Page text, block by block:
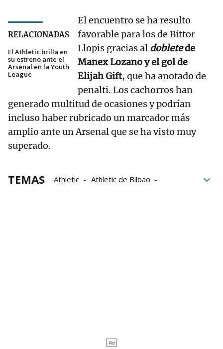
RELACIONADAS
El Athletic brilla en
su estreno ante el
Arsenal en la Youth
League
El encuentro se ha resulto
favorable para los de Bittor
Llopis gracias al dobletede
Manex Lozano y el gol de
Elijah Gift, que ha anotado de
penalti. Los cachorros han
generado multitud de ocasiones y podrían
incluso haber rubricado un marcador más
amplio ante un Arsenal que se ha visto muy
superado.
TEMAS Athletic
Athletic de Bilbao